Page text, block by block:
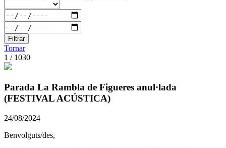
Filtrar
Tornar
1 / 1030
Parada La Rambla de Figueres anul·lada
(FESTIVAL ACÚSTICA)
24/08/2024
Benvolguts/des,